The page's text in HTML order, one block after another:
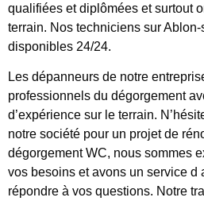
qualifiées et diplômées et surtout
terrain. Nos techniciens sur
disponibles 24/24.
Les dépanneurs de notre
professionnels du dégorgement
d’expérience sur le terrain.
notre société pour un projet de
dégorgement WC, nous sommes
vos besoins et avons un service d
répondre à vos questions. Notre